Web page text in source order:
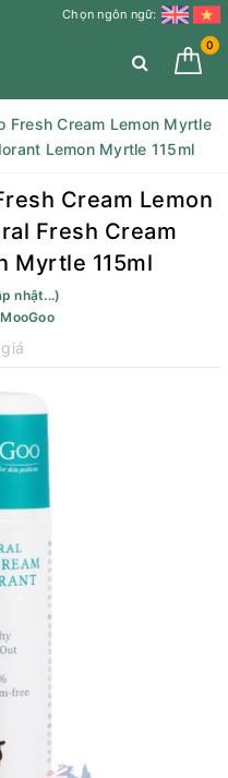
Chọn ngôn ngữ:
0
Fresh Cream Lemon Myrtle
Lemon Myrtle 115ml
Cream Lemon
Fresh Cream
Myrtle 115ml
nhật...)
MooGoo